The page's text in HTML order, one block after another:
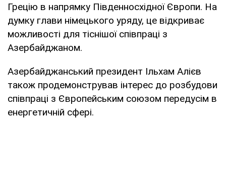
Грецію в напрямку Південносхідної Європи. На
думку глави німецького уряду, це відкриває
можливості для тіснішої співпраці з
Азербайджаном.
Азербайджанський президент Ільхам Алієв
також продемонстрував інтерес до розбудови
співпраці з Європейським союзом передусім в
енергетичній сфері.